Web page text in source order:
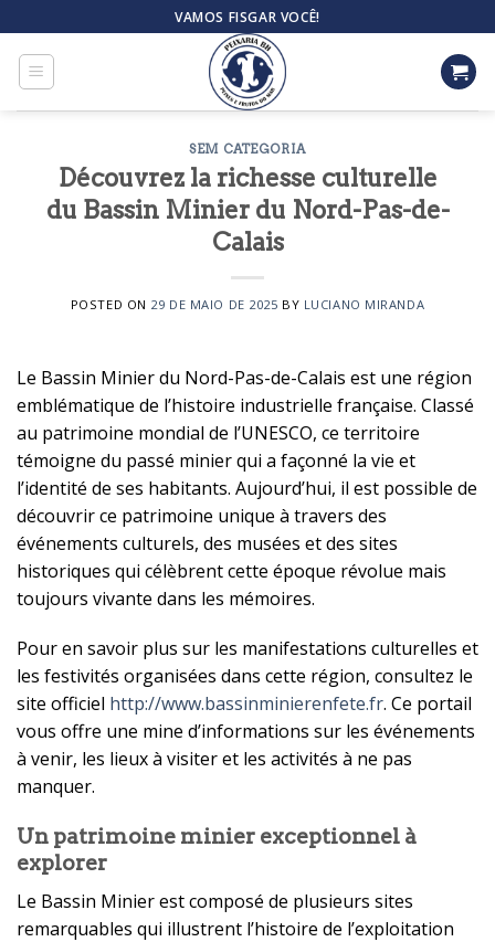
to
content
VAMOS FISGAR VOCÊ!
SEM CATEGORIA
Découvrez la richesse culturelle
du Bassin Minier du Nord-Pas-de-
Calais
POSTED ON 29 DE MAIO DE 2025 BY LUCIANO MIRANDA
Le Bassin Minier du Nord-Pas-de-Calais est une région
emblématique de l’histoire industrielle française. Classé
au patrimoine mondial de l’UNESCO, ce territoire
témoigne du passé minier qui a façonné la vie et
l’identité de ses habitants. Aujourd’hui, il est possible de
découvrir ce patrimoine unique à travers des
événements culturels, des musées et des sites
historiques qui célèbrent cette époque révolue mais
toujours vivante dans les mémoires.
Pour en savoir plus sur les manifestations culturelles et
les festivités organisées dans cette région, consultez le
site officiel http://www.bassinminierenfete.fr. Ce portail
vous offre une mine d’informations sur les événements
à venir, les lieux à visiter et les activités à ne pas
manquer.
Un patrimoine minier exceptionnel à
explorer
Le Bassin Minier est composé de plusieurs sites
remarquables qui illustrent l’histoire de l’exploitation